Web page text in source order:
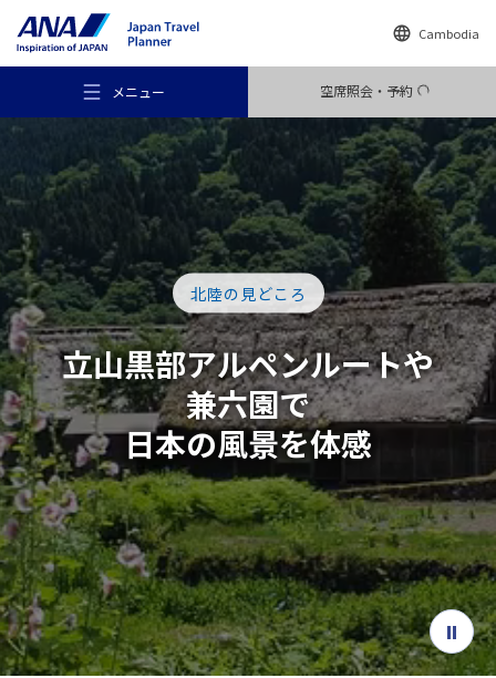
Cambodia
メニュー 空席照会・予約
おすすめの旅
旅のアイデア
行き先
旅のお役立ち情報
ANA サービス
閉じる
北陸の見どころ
立山黒部アルペンルートや
兼六園で
日本の風景を体感